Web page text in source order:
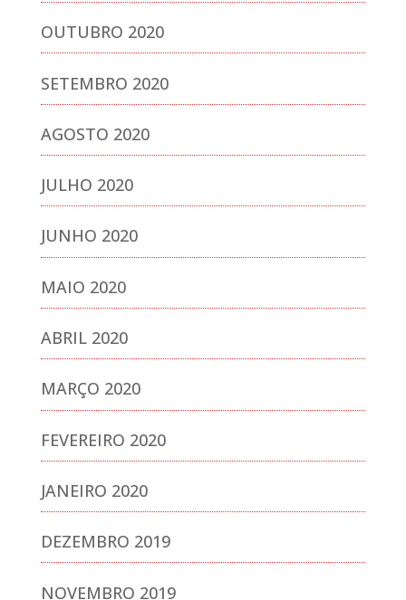
OUTUBRO 2020
SETEMBRO 2020
AGOSTO 2020
JULHO 2020
JUNHO 2020
MAIO 2020
ABRIL 2020
MARÇO 2020
FEVEREIRO 2020
JANEIRO 2020
DEZEMBRO 2019
NOVEMBRO 2019